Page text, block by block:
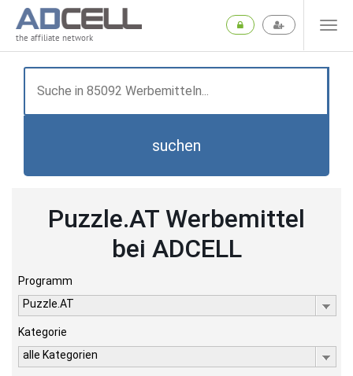
the affiliate network
suchen
Puzzle.AT Werbemittel
bei ADCELL
Programm
Puzzle.AT
Kategorie
alle Kategorien